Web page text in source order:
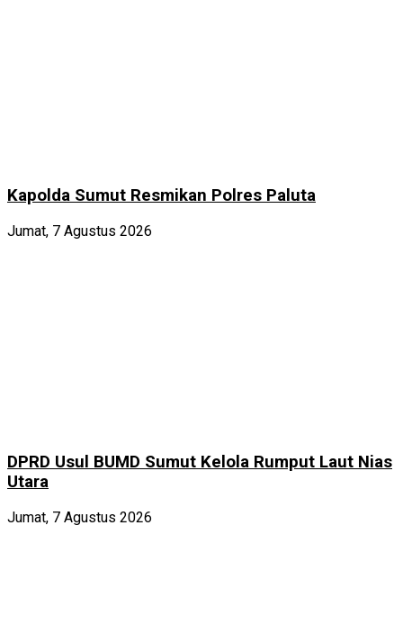
Kapolda Sumut Resmikan Polres Paluta
Jumat, 7 Agustus 2026
DPRD Usul BUMD Sumut Kelola Rumput Laut Nias
Utara
Jumat, 7 Agustus 2026